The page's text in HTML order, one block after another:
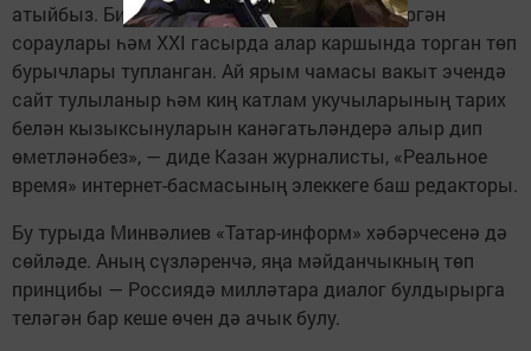
атыйбыз. Биредә татарларның үзләренә биргән
сораулары һәм XXI гасырда алар каршында торган төп
бурычлары тупланган. Ай ярым чамасы вакыт эчендә
сайт тулыланыр һәм киң катлам укучыларының тарих
белән кызыксынуларын канәгатьләндерә алыр дип
өметләнәбез», — диде Казан журналисты, «Реальное
время» интернет-басмасының элеккеге баш редакторы.
Бу турыда Минвәлиев «Татар-информ» хәбәрчесенә дә
сөйләде. Аның сүзләренчә, яңа мәйданчыкның төп
принцибы — Россиядә милләтара диалог булдырырга
теләгән бар кеше өчен дә ачык булу.